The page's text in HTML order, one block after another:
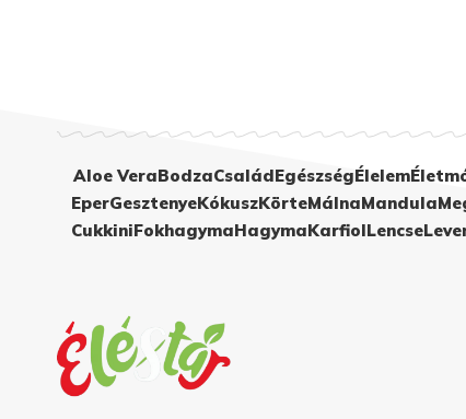
Aloe VeraBodzaCsaládEgészségÉlelem
EperGesztenyeKókuszKörteMálnaMandula
CukkiniFokhagymaHagymaKarfiolLencse